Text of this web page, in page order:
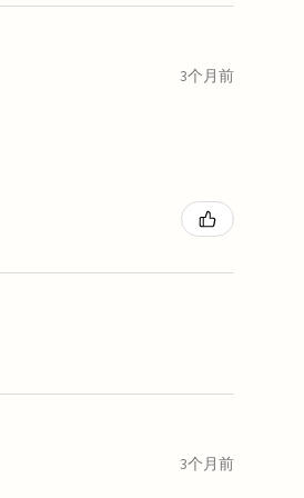
3个月前
3个月前